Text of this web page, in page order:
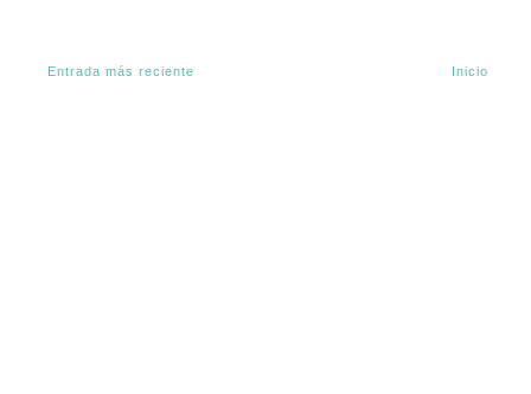
Entrada más reciente Inicio